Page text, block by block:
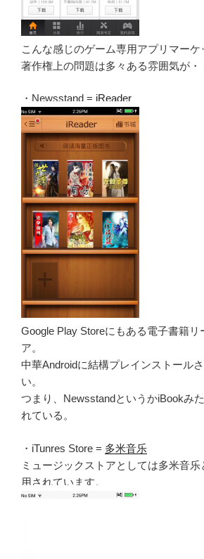
こんな感じのゲーム専用アプリマーケ
著作権上の問題は多々ある雰囲気が・
・Newsstand = iReader
Google Play Storeにもある電子書籍リ
ア。
中華Androidに結構プレインストール
い。
つまり、NewsstandというかiBookみ
れている。
・iTunres Store = 多米音乐
ミュージックストアとしては多米音
用されています。